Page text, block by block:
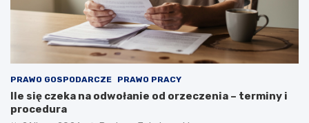
PRAWO GOSPODARCZE PRAWO PRACY
Ile się czeka na odwołanie od orzeczenia – terminy i
procedura